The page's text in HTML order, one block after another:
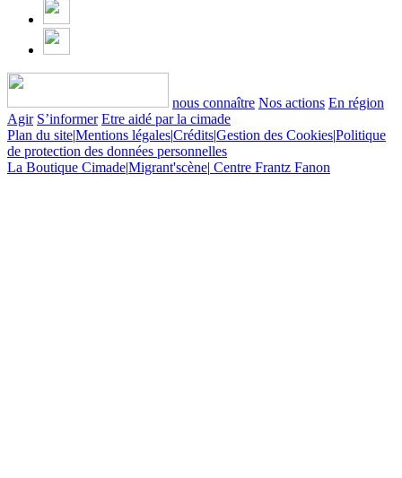
nous connaître Nos actions En région
Agir S’informer Etre aidé par la cimade
Plan du site|Mentions légales|Crédits|Gestion des Cookies|Politique
de protection des données personnelles
La Boutique Cimade|Migrant'scène| Centre Frantz Fanon